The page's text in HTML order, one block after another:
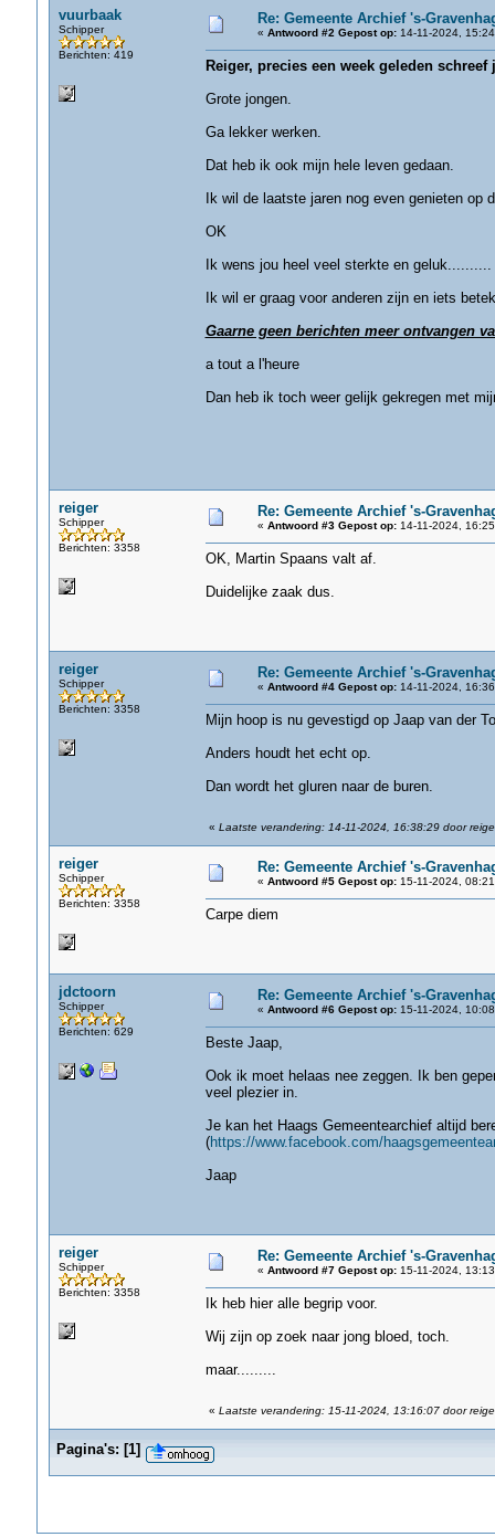
vuurbaak
Schipper
Berichten: 419
Re: Gemeente Archief 's-
« Antwoord #2 Gepost op:14-11-2024,
Reiger, precies een week geleden schreef
Grote jongen.
Ga lekker werken.
Dat heb ik ook mijn hele leven gedaan.
Ik wil de laatste jaren nog even genieten op
OK
Ik wens jou heel veel sterkte en
Ik wil er graag voor anderen zijn en iets
Gaarne geen berichten meer ontvangen
a tout a l'heure
Dan heb ik toch weer gelijk gekregen met
reiger
Schipper
Berichten: 3358
Re: Gemeente Archief 's-
« Antwoord #3 Gepost op:14-11-2024,
OK, Martin Spaans valt af.
Duidelijke zaak dus.
reiger
Schipper
Berichten: 3358
Re: Gemeente Archief 's-
« Antwoord #4 Gepost op:14-11-2024,
Mijn hoop is nu gevestigd op Jaap van der
Anders houdt het echt op.
Dan wordt het gluren naar de buren.
« Laatste verandering: 14-11-2024, 16:38:29 door
reiger
Schipper
Berichten: 3358
Re: Gemeente Archief 's-
« Antwoord #5 Gepost op:15-11-2024,
Carpe diem
jdctoorn
Schipper
Berichten: 629
Re: Gemeente Archief 's-
« Antwoord #6 Gepost op:15-11-2024,
Beste Jaap,
Ook ik moet helaas nee zeggen. Ik ben
veel plezier in.
Je kan het Haags Gemeentearchief altijd
(https://www.facebook.com/
Jaap
reiger
Schipper
Berichten: 3358
Re: Gemeente Archief 's-
« Antwoord #7 Gepost op:15-11-2024,
Ik heb hier alle begrip voor.
Wij zijn op zoek naar jong bloed, toch.
maar.........
« Laatste verandering: 15-11-2024, 13:16:07 door
Pagina's: [1]